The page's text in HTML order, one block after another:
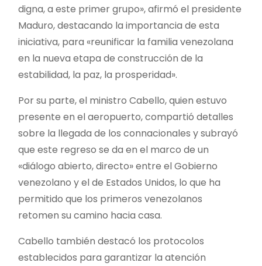
digna, a este primer grupo», afirmó el presidente
Maduro, destacando la importancia de esta
iniciativa, para «reunificar la familia venezolana
en la nueva etapa de construcción de la
estabilidad, la paz, la prosperidad».
Por su parte, el ministro Cabello, quien estuvo
presente en el aeropuerto, compartió detalles
sobre la llegada de los connacionales y subrayó
que este regreso se da en el marco de un
«diálogo abierto, directo» entre el Gobierno
venezolano y el de Estados Unidos, lo que ha
permitido que los primeros venezolanos
retomen su camino hacia casa.
Cabello también destacó los protocolos
establecidos para garantizar la atención